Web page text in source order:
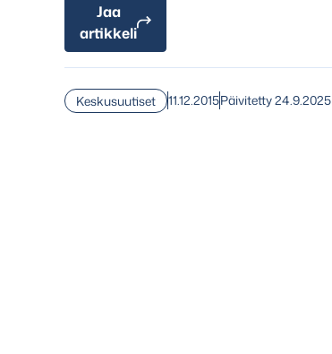
Jaa
artikkeli
Keskusuutiset 11.12.2015Päivitetty 24.9.2025